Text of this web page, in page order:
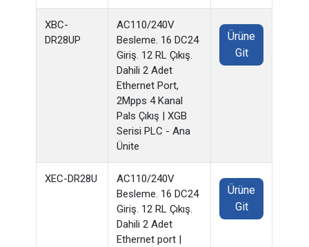
XBC-
DR28UP
AC110/240V
Besleme. 16 DC24
Giriş. 12 RL Çıkış.
Dahili 2 Adet
Ethernet Port,
2Mpps 4 Kanal
Pals Çıkış | XGB
Serisi PLC - Ana
Ünite
Ürüne
Git
XEC-DR28U
AC110/240V
Besleme. 16 DC24
Giriş. 12 RL Çıkış.
Dahili 2 Adet
Ethernet port |
Ürüne
Git